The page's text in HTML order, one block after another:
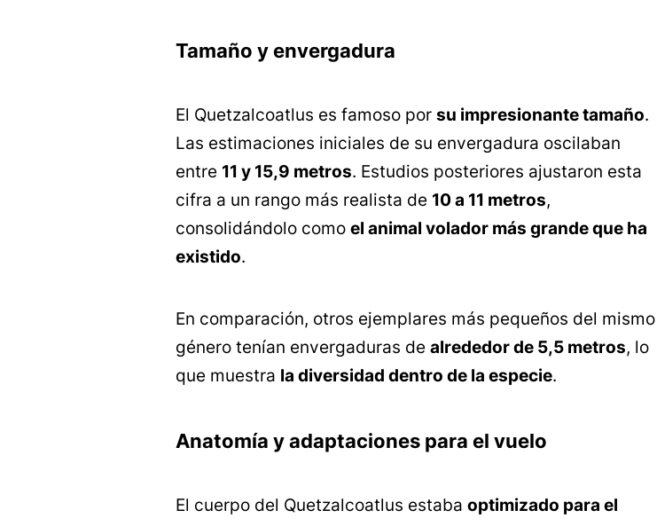
Tamaño y envergadura
El Quetzalcoatlus es famoso por su impresionante tamaño.
Las estimaciones iniciales de su envergadura oscilaban
entre 11 y 15,9 metros. Estudios posteriores ajustaron esta
cifra a un rango más realista de 10 a 11 metros,
consolidándolo como el animal volador más grande que ha
existido.
En comparación, otros ejemplares más pequeños del mismo
género tenían envergaduras de alrededor de 5,5 metros, lo
que muestra la diversidad dentro de la especie.
Anatomía y adaptaciones para el vuelo
El cuerpo del Quetzalcoatlus estaba optimizado para el